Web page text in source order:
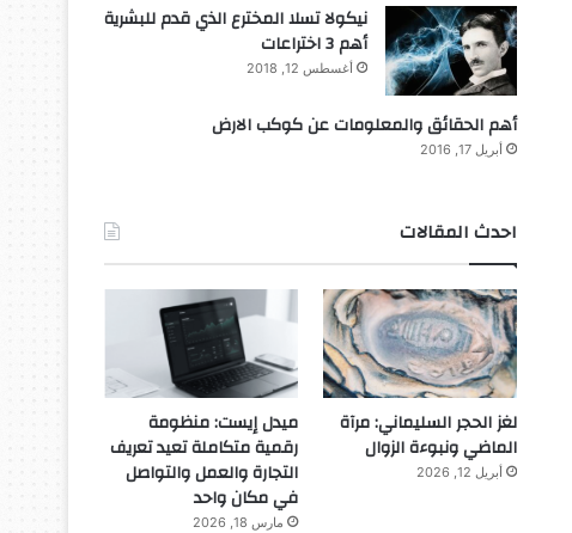
نيكولا تسلا المخترع الذي قدم للبشرية
أهم 3 اختراعات
أغسطس 12, 2018
أهم الحقائق والمعلومات عن كوكب الارض
أبريل 17, 2016
احدث المقالات
لغز الحجر السليماني: مرآة
الماضي ونبوءة الزوال
أبريل 12, 2026
ميدل إيست: منظومة
رقمية متكاملة تعيد تعريف
التجارة والعمل والتواصل
في مكان واحد
مارس 18, 2026